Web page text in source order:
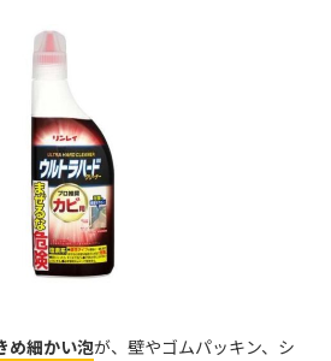
め細かい泡が、壁やゴムパッキン、シ